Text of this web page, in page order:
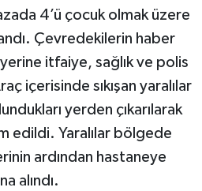
4’ü çocuk olmak üzere
Çevredekilerin haber
itfaiye, sağlık ve polis
içerisinde sıkışan yaralılar
yerden çıkarılarak
edildi. Yaralılar bölgede
ardından hastaneye
alındı.